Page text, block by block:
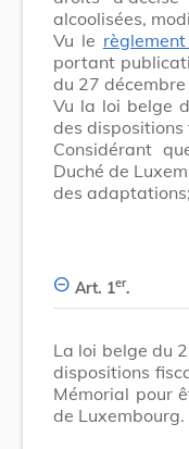
alcoolisées,
Vu le
portant
du 27
Vu la loi belge
des dispositions
Considérant
Duché de
des adaptations;
Art. 1er.
La loi belge du
dispositions
Mémorial pour
de Luxembourg.